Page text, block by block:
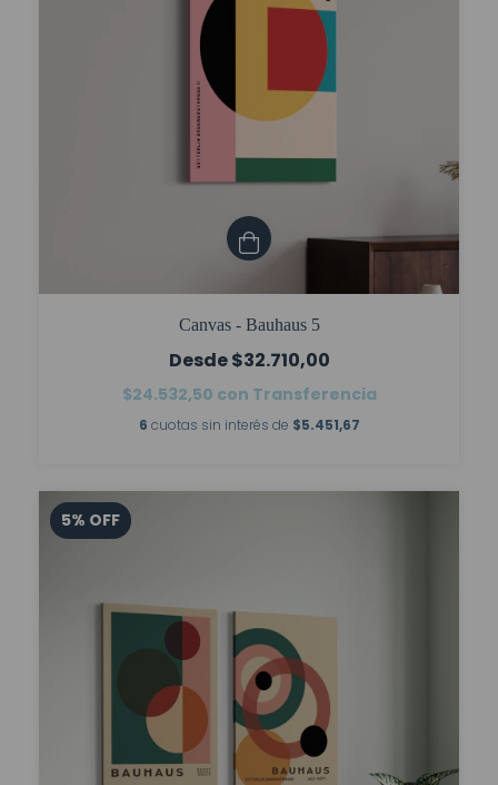
Canvas - Bauhaus 5
$32.710,00
$24.532,50 con Transferencia
6 cuotas sin interés de $5.451,67
5% OFF